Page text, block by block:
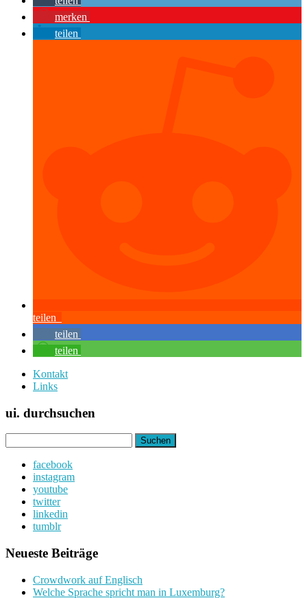
merken
teilen
teilen
teilen
teilen
Kontakt
Links
ui. durchsuchen
nach:
facebook
instagram
youtube
twitter
linkedin
tumblr
Neueste Beiträge
Crowdwork auf Englisch
Welche Sprache spricht man in Luxemburg?